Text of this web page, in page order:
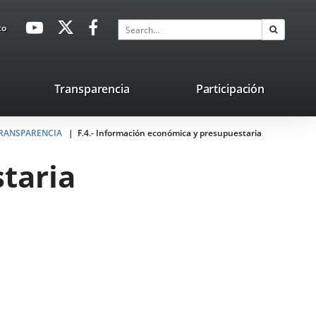
avaHeaderSocial
Link
Link
application.
application.
Search
Transparencia Participación
F.4.- Información económica y presupuestaria